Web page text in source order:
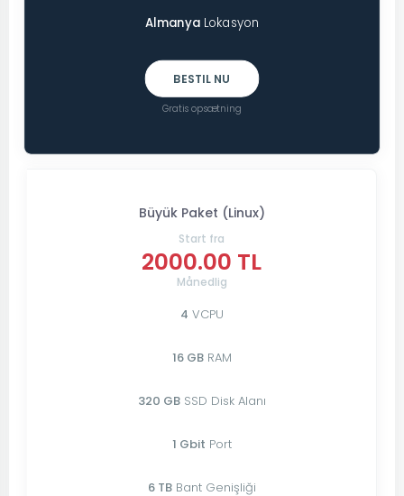
AlmanyaLokasyon
BESTIL NU
Gratis opsætning
Büyük Paket (Linux)
Start fra
2000.00 TL
Månedlig
4 VCPU
16 GBRAM
320 GBSSD Disk Alanı
1 Gbit Port
6 TBBant Genişliği